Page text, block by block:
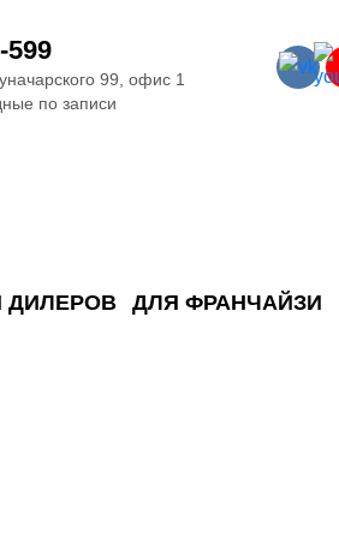
599
99, офис 1
по записи
ДИЛЕРОВ ДЛЯ ФРАНЧАЙЗИ